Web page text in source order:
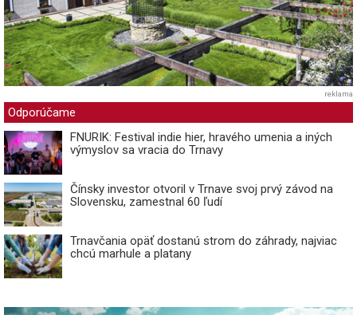
reklama
Odporúčame
FNURIK: Festival indie hier, hravého umenia a iných
výmyslov sa vracia do Trnavy
Čínsky investor otvoril v Trnave svoj prvý závod na
Slovensku, zamestnal 60 ľudí
Trnavčania opäť dostanú strom do záhrady, najviac
chcú marhule a platany